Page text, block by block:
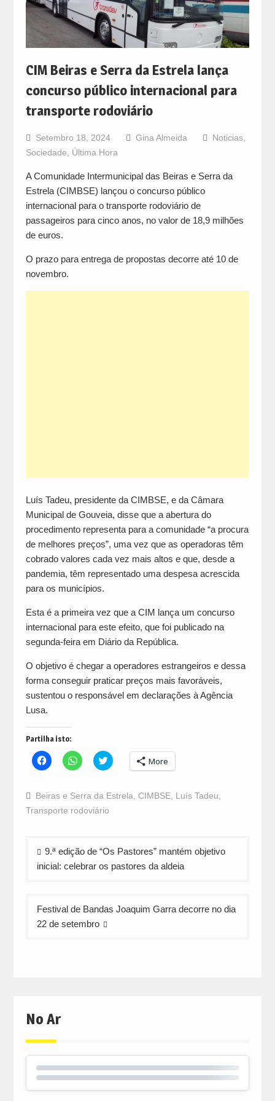
CIM Beiras e Serra da Estrela lança
concurso público internacional para
transporte rodoviário
Setembro 18, 2024 Gina Almeida Noticias,
Sociedade
Última Hora
A Comunidade Intermunicipal das Beiras e Serra da
Estrela (CIMBSE) lançou o concurso público
internacional para o transporte rodoviário de
passageiros para cinco anos, no valor de 18,9 milhões
de euros.
O prazo para entrega de propostas decorre até 10 de
novembro.
Luís Tadeu, presidente da CIMBSE, e da Câmara
Municipal de Gouveia, disse que a abertura do
procedimento representa para a comunidade “a procura
de melhores preços”, uma vez que as operadoras têm
cobrado valores cada vez mais altos e que, desde a
pandemia, têm representado uma despesa acrescida
para os municípios.
Esta é a primeira vez que a CIM lança um concurso
internacional para este efeito, que foi publicado na
segunda-feira em Diário da República.
O objetivo é chegar a operadores estrangeiros e dessa
forma conseguir praticar preços mais favoráveis,
sustentou o responsável em declarações à Agência
Lusa.
Partilha isto:
Click
to
Facebook
(Opens
new
Click
to
WhatsApp
(Opens
in
new
Click
to
Twitter
(Opens
new
More
Beiras e Serra da Estrela CIMBSE, Luís Tadeu
Transporte rodoviário
Navegação
de
9.ª edição de “Os Pastores” mantém objetivo
inicial: celebrar os pastores da aldeia
Festival de Bandas Joaquim Garra decorre no dia
22 de setembro
No Ar